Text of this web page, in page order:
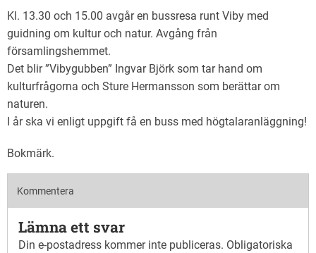
Kl. 13.30 och 15.00 avgår en bussresa runt Viby med
guidning om kultur och natur. Avgång från
församlingshemmet.
Det blir ”Vibygubben” Ingvar Björk som tar hand om
kulturfrågorna och Sture Hermansson som berättar om
naturen.
I år ska vi enligt uppgift få en buss med högtalaranläggning!
Bokmärk.
Kommentera
Lämna ett svar
Din e-postadress kommer inte publiceras. Obligatoriska